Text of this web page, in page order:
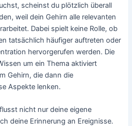
scheinst du plötzlich überall
weil dein Gehirn alle relevanten
Dabei spielt keine Rolle, ob
tatsächlich häufiger auftreten oder
hervorgerufen werden. Die
um ein Thema aktiviert
Gehirn, die dann die
Aspekte lenken.
nicht nur deine eigene
deine Erinnerung an Ereignisse.